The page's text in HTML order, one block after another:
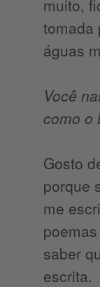
muito,
tomada
águas
Você
como o
Gosto
porque
me
saber
escrita.